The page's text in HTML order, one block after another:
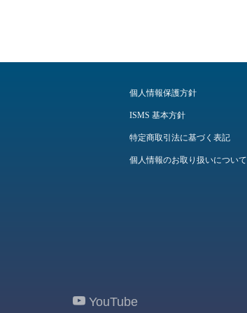
個人情報保護方針
ISMS 基本方針
特定商取引法に基づく表記
個人情報のお取り扱いについて
YouTube